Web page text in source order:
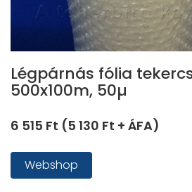
Légpárnás fólia
500x100m, 50µ
6 515 Ft (5 130 Ft + ÁFA)
Webshop